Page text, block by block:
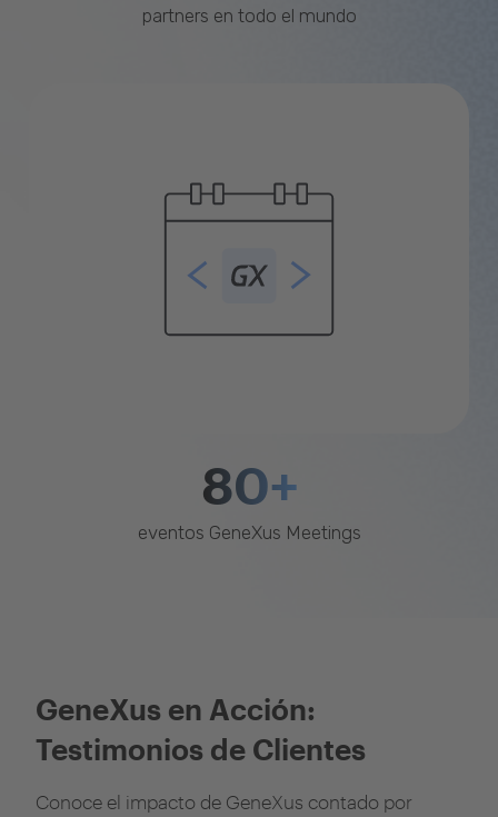
partners en todo el mundo
80+
eventos GeneXus Meetings
GeneXus en Acción:
Testimonios de Clientes
Conoce el impacto de GeneXus contado por